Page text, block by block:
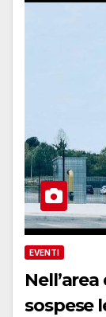
EVENTI
sospese